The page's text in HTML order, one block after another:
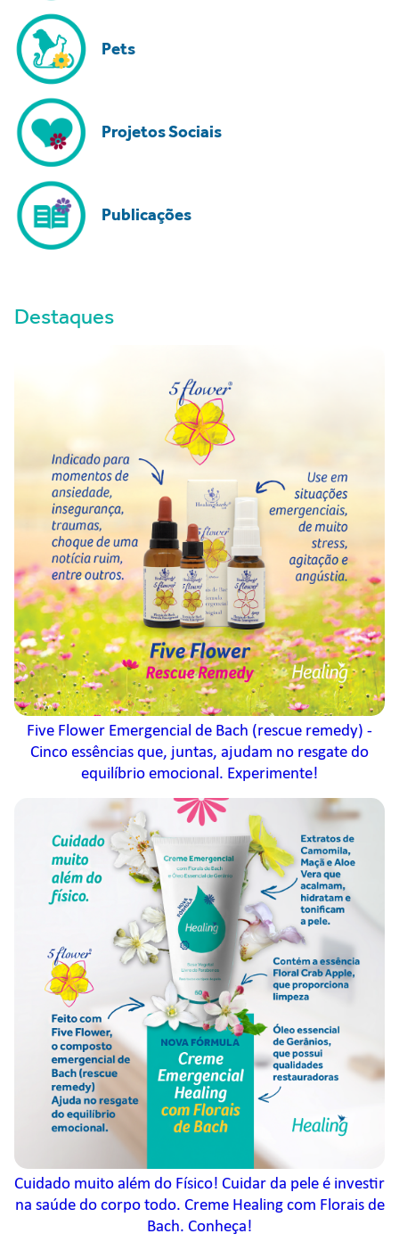
Pets
Projetos Sociais
Publicações
Destaques
Five Flower Emergencial de Bach (rescue remedy) -
Cinco essências que, juntas, ajudam no resgate do
equilíbrio emocional. Experimente!
Cuidado muito além do Físico! Cuidar da pele é investir
na saúde do corpo todo. Creme Healing com Florais de
Bach. Conheça!